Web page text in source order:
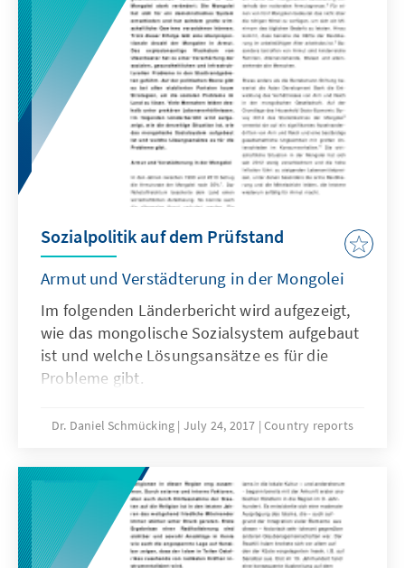
der Senat, in der Nacht vom Freitag zum
Samstag sein Plazet.
Sozialpolitik auf dem Prüfstand
Armut und Verstädterung in der Mongolei
Im folgenden Länderbericht wird aufgezeigt,
wie das mongolische Sozialsystem aufgebaut
ist und welche Lösungsansätze es für die
Probleme gibt.
Dr. Daniel Schmücking July 24, 2017 Country reports